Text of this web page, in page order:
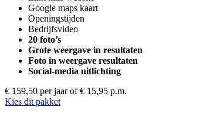
Google maps kaart
Openingstijden
Bedrijfsvideo
20 foto’s
Grote weergave in resultaten
Foto in weergave resultaten
Social-media uitlichting
€ 159,50 per jaar of € 15,95 p.m.
Kies dit pakket